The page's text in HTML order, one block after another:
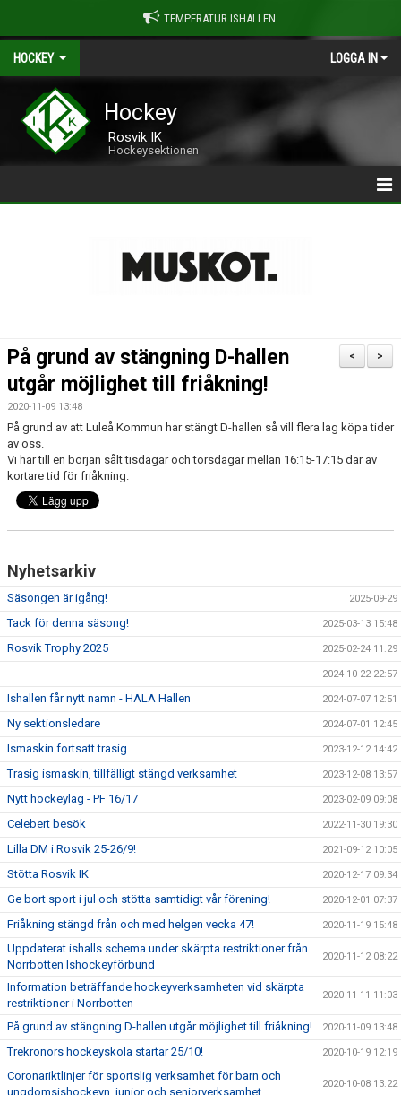
TEMPERATUR ISHALLEN
HOCKEY LOGGA IN
Hockey
Rosvik IK
Hockeysektionen
>> OM ROSVIK HOCKEY
>> FRIÅKNING
>> SOCIALA MEDIER
>>NYHETSARKIVET
>> KONTAKT
| MEDLEMSKAP I HOCKEYN
| MATCHER
>
<
På grund av stängning D-hallen
utgår möjlighet till friåkning!
2020-11-09 13:48
På grund av att Luleå Kommun har stängt D-hallen så vill flera lag köpa tider
av oss.
Vi har till en början sålt tisdagar och torsdagar mellan 16:15-17:15 där av
kortare tid för friåkning.
Nyhetsarkiv
Säsongen är igång! 2025-09-29
Tack för denna säsong! 2025-03-13 15:48
Rosvik Trophy 2025 2025-02-24 11:29
2024-10-22 22:57
Ishallen får nytt namn - HALA Hallen 2024-07-07 12:51
Ny sektionsledare 2024-07-01 12:45
Ismaskin fortsatt trasig 2023-12-12 14:42
Trasig ismaskin, tillfälligt stängd verksamhet 2023-12-08 13:57
Nytt hockeylag - PF 16/17 2023-02-09 09:08
Celebert besök 2022-11-30 19:30
Lilla DM i Rosvik 25-26/9! 2021-09-12 10:05
Stötta Rosvik IK 2020-12-17 09:34
Ge bort sport i jul och stötta samtidigt vår förening! 2020-12-01 07:37
Friåkning stängd från och med helgen vecka 47! 2020-11-19 15:48
Uppdaterat ishalls schema under skärpta restriktioner från
Norrbotten Ishockeyförbund
2020-11-12 08:22
Information beträffande hockeyverksamheten vid skärpta
restriktioner i Norrbotten
2020-11-11 11:03
På grund av stängning D-hallen utgår möjlighet till friåkning! 2020-11-09 13:48
Trekronors hockeyskola startar 25/10! 2020-10-19 12:19
Coronariktlinjer för sportslig verksamhet för barn och
ungdomsishockeyn, junior och seniorverksamhet
2020-10-08 13:22